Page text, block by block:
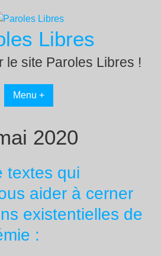
Libres
le site Paroles Libres !
Menu +
2020
textes qui
aider à cerner
existentielles de
: